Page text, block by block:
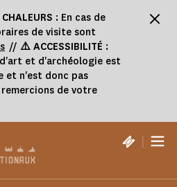
: En cas de
de visite sont
// ⚠️ ACCESSIBILITÉ :
d'art et d'archéologie est
et n'est donc pas
de votre
|